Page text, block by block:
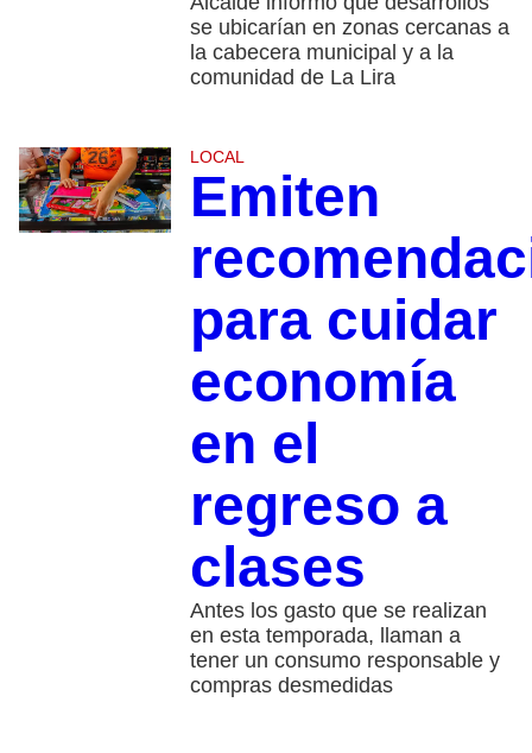
se ubicarían en zonas cercanas a
la cabecera municipal y a la
comunidad de La Lira
LOCAL
Emiten
para cuidar
economía
en el
regreso a
clases
Antes los gasto que se realizan
en esta temporada, llaman a
tener un consumo responsable y
compras desmedidas